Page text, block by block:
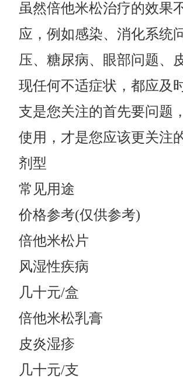
虽然倍他米松治疗的效果
应，例如感染、消化系统
压、糖尿病、眼部问题、
现任何不适症状，都应及
支是您关注的首先要问题
使用，才是您应该更关注的
剂型
常见用途
价格参考(仅供参考)
倍他米松片
风湿性疾病
几十元/盒
倍他米松乳膏
皮炎湿疹
几十元/支